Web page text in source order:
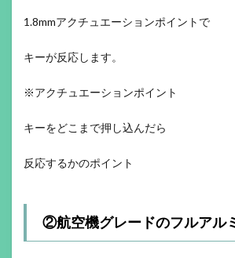
1.8mmアクチュエーションポイントで
キーが反応します。
※アクチュエーションポイント
キーをどこまで押し込んだら
反応するかのポイント
②航空機グレードのフルアル